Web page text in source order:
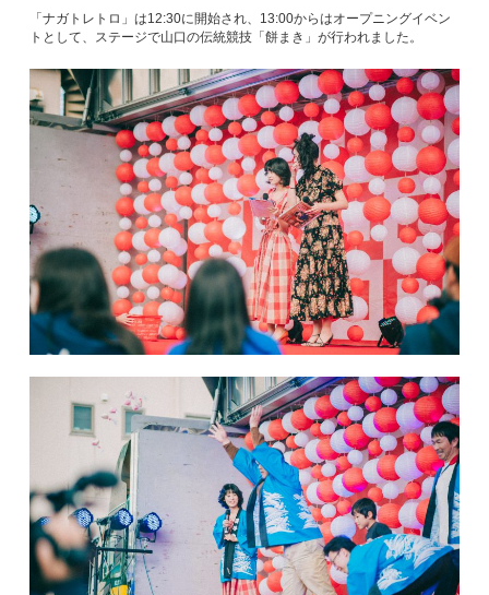
「ナガトレトロ」は12:30に開始され、13:00からはオープニングイベン
トとして、ステージで山口の伝統競技「餅まき」が行われました。